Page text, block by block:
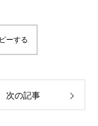
ーする
次の記事